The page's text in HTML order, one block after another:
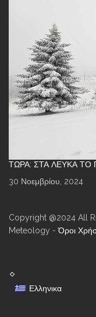
ΤΏΡΑ: ΣΤΑ ΛΕΥΚΆ ΤΟ
30 Νοεμβρίου, 2024
Copyright @2024 All
Meteology -Όροι
Ελληνικα